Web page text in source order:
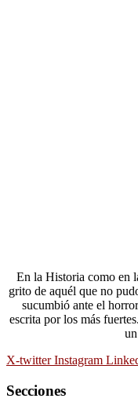
En la Historia como en
grito de aquél que no
sucumbió ante el
escrita por los más
X-twitter Instagram
Secciones